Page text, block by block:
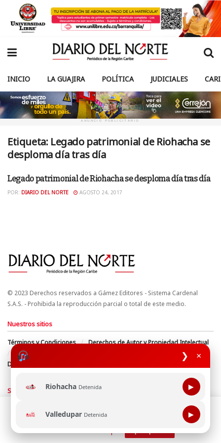
❯ ×
Riohacha Detenida ▶
Valledupar Detenida ▶
INICIO LA GUAJIRA POLÍTICA JUDICIALES
ANUNCIO PUBLICITARIO
Etiqueta: Legado patrimonial de Riohacha se
desploma día tras día
UNCATEGORISED
Legado patrimonial de Riohacha se desploma día tras día
POR: DIARIO DEL NORTE AGOSTO 24, 2017
© 2023 Derechos reservados a Gámez Editores - Sistema Cardenal
S.A.S. - Prohibida la reproducción parcial o total de este medio.
Nuestros sitios
Términos y Condiciones
Derechos de Autor y Propiedad Intelectual
Política de uso de cookies
Política de Tratamiento de Datos
Directrices Editoriales
Síguenos
Esta página web usa cookie para mejorar tu experiencia de
navegación, al continuar aceptas nuestra política de uso de